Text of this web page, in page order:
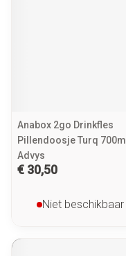
Anabox 2go Drinkfles
Pillendoosje Turq 700ml
Advys
€ 30,50
Niet beschikbaar